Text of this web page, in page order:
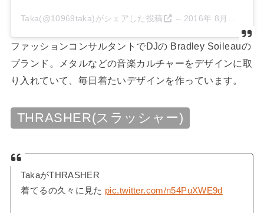
Taka(@10969taka)がシェアした投稿 – 2016年 8月月8日午後6時05分PDT
ファッションコンサルタントでDJの Bradley Soileauの
ブランド。メタルなどの音楽カルチャーをデザインに取
り入れていて、毎日着たいデザインを作っています。
THRASHER(スラッシャー)
TakaがTHRASHER
着てるの久々に見た pic.twitter.com/n54PuXWE9d